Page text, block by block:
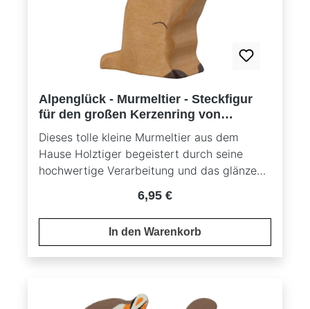
Alpenglück - Murmeltier - Steckfigur
für den großen Kerzenring von
Sebastian Design
Dieses tolle kleine Murmeltier aus dem
Hause Holztiger begeistert durch seine
hochwertige Verarbeitung und das glänzend
ist eine charmante Figur, die durch ihre
Detailtreue und das natürliche Design
wunderbar in jede Tierwelt-Dekoration
passt. Ideal für Liebhaber von Holzspielzeug
warmbraunes Fell für einen natürlichen
Regulärer Preis:
6,95 €
In den Warenkorb